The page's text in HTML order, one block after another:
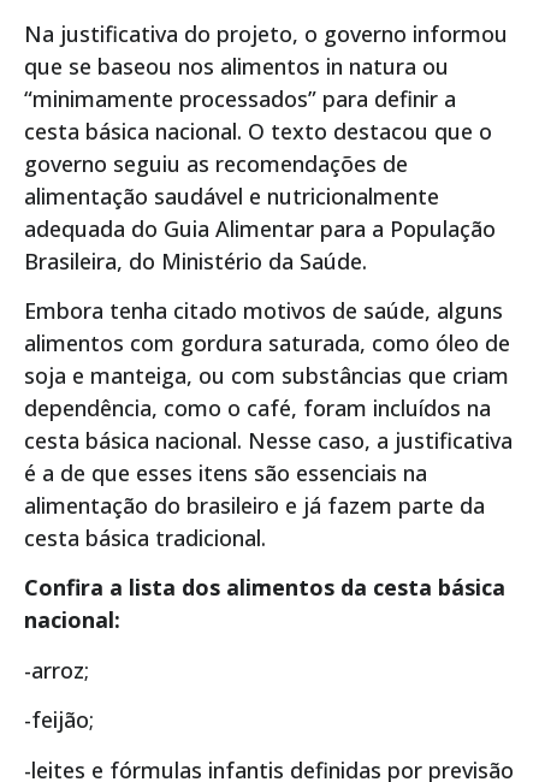
Na justificativa do projeto, o governo informou
que se baseou nos alimentos in natura ou
“minimamente processados” para definir a
cesta básica nacional. O texto destacou que o
governo seguiu as recomendações de
alimentação saudável e nutricionalmente
adequada do Guia Alimentar para a População
Brasileira, do Ministério da Saúde.
Embora tenha citado motivos de saúde, alguns
alimentos com gordura saturada, como óleo de
soja e manteiga, ou com substâncias que criam
dependência, como o café, foram incluídos na
cesta básica nacional. Nesse caso, a justificativa
é a de que esses itens são essenciais na
alimentação do brasileiro e já fazem parte da
cesta básica tradicional.
Confira a lista dos alimentos da cesta básica
nacional:
-arroz;
-feijão;
-leites e fórmulas infantis definidas por previsão